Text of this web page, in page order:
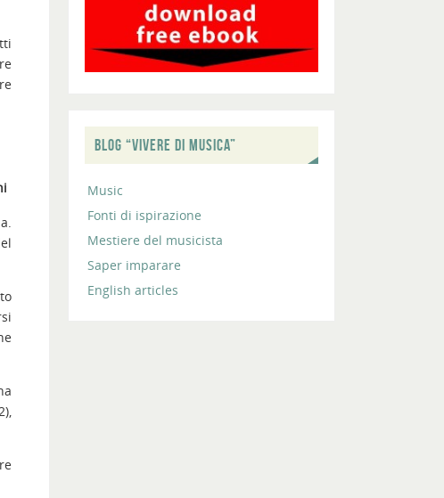
BLOG “VIVERE DI MUSICA”
Music
Fonti di ispirazione
Mestiere del musicista
Saper imparare
English articles